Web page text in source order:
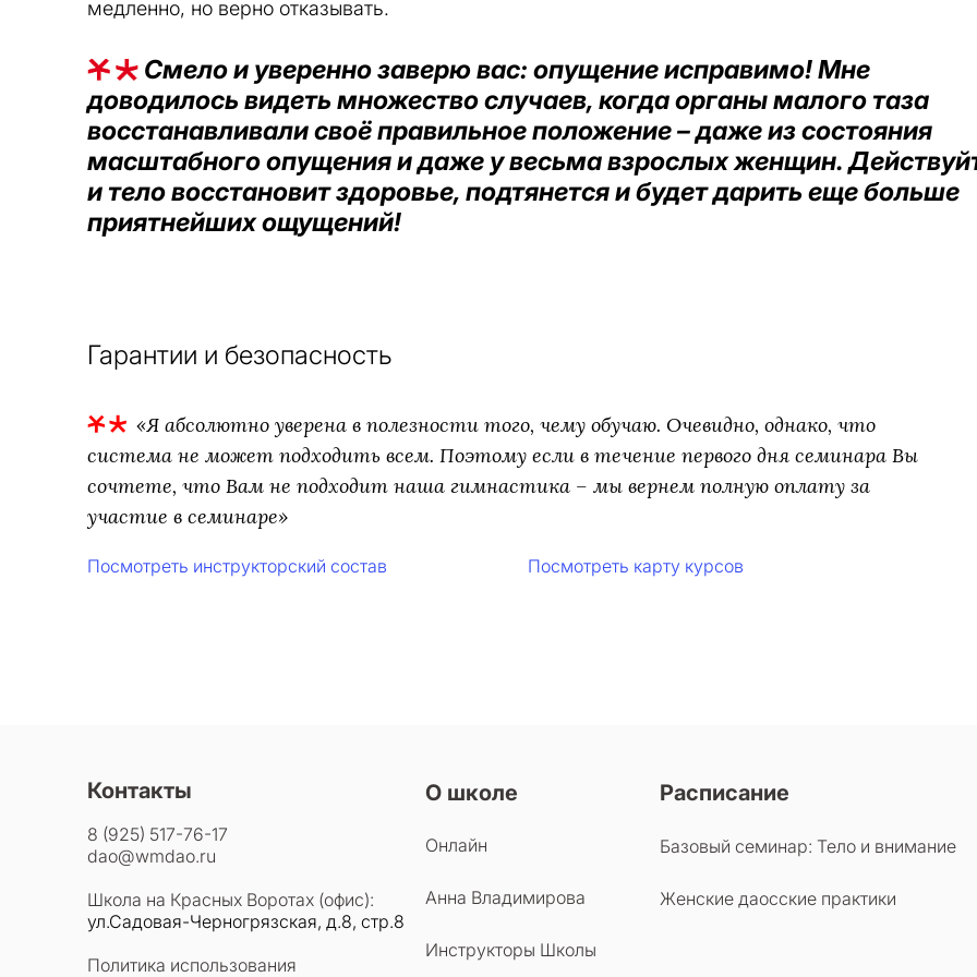
медленно, но верно отказывать.
Смело и уверенно заверю вас: опущение исправимо! Мне
доводилось видеть множество случаев, когда органы малого таза
восстанавливали своё правильное положение – даже из состояния
масштабного опущения и даже у весьма взрослых женщин.
и тело восстановит здоровье, подтянется и будет дарить еще больше
приятнейших ощущений!
Гарантии и безопасность
«Я абсолютно уверена в полезности того, чему обучаю. Очевидно, однако, что
система не может подходить всем. Поэтому если в течение первого дня семинара Вы
сочтете, что Вам не подходит наша гимнастика – мы вернем полную оплату за
участие в семинаре»
Посмотреть инструкторский состав Посмотреть карту курсов
Контакты
8 (925) 517-76-17
dao@wmdao.ru
Школа на Красных Воротах (офис):
ул.Садовая-Черногрязская, д.8, стр.8
Политика использования
О школе
Онлайн
Анна Владимирова
Инструкторы Школы
Расписание
Базовый семинар: Тело и внимание
Женские даосские практики